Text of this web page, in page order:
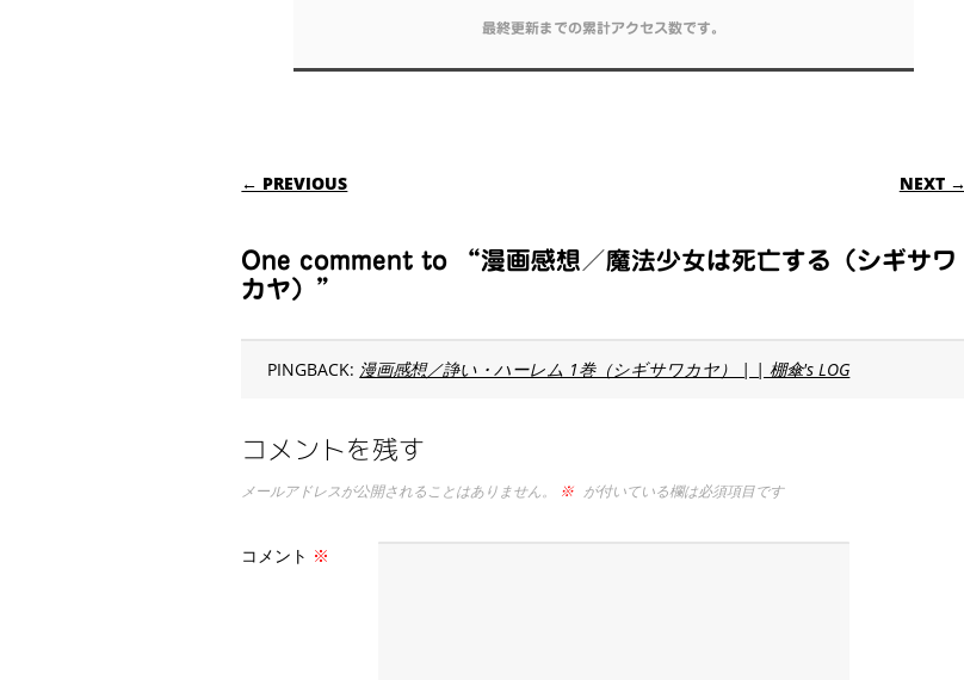
最終更新までの累計アクセス数です。
POST NAVIGATION
← PREVIOUS NEXT →
One comment to “漫画感想／魔法少女は死亡する（シギサワ
カヤ）”
PINGBACK: 漫画感想／諍い・ハーレム 1巻（シギサワカヤ） | | 棚傘's LOG
コメントを残す
メールアドレスが公開されることはありません。 ※ が付いている欄は必須項目です
コメント ※